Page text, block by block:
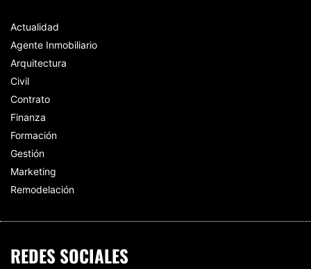
Actualidad
Agente Inmobiliario
Arquitectura
Civil
Contrato
Finanza
Formación
Gestión
Marketing
Remodelación
REDES SOCIALES